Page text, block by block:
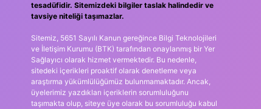
tesadüfidir. Sitemizdeki bilgiler taslak halindedir ve
tavsiye niteliği taşımazlar.
Sitemiz, 5651 Sayılı Kanun gereğince Bilgi Teknolojileri
ve İletişim Kurumu (BTK) tarafından onaylanmış bir Yer
Sağlayıcı olarak hizmet vermektedir. Bu nedenle,
sitedeki içerikleri proaktif olarak denetleme veya
araştırma yükümlülüğümüz bulunmamaktadır. Ancak,
üyelerimiz yazdıkları içeriklerin sorumluluğunu
taşımakta olup, siteye üye olarak bu sorumluluğu kabul